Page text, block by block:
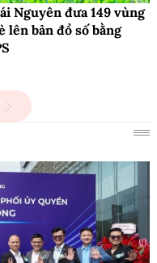
Nguyên đưa 149 vùng
lên bản đồ số bằng